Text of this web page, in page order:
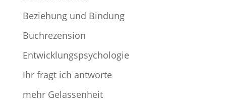
Beziehung und Bindung
Buchrezension
Entwicklungspsychologie
Ihr fragt ich antworte
mehr Gelassenheit